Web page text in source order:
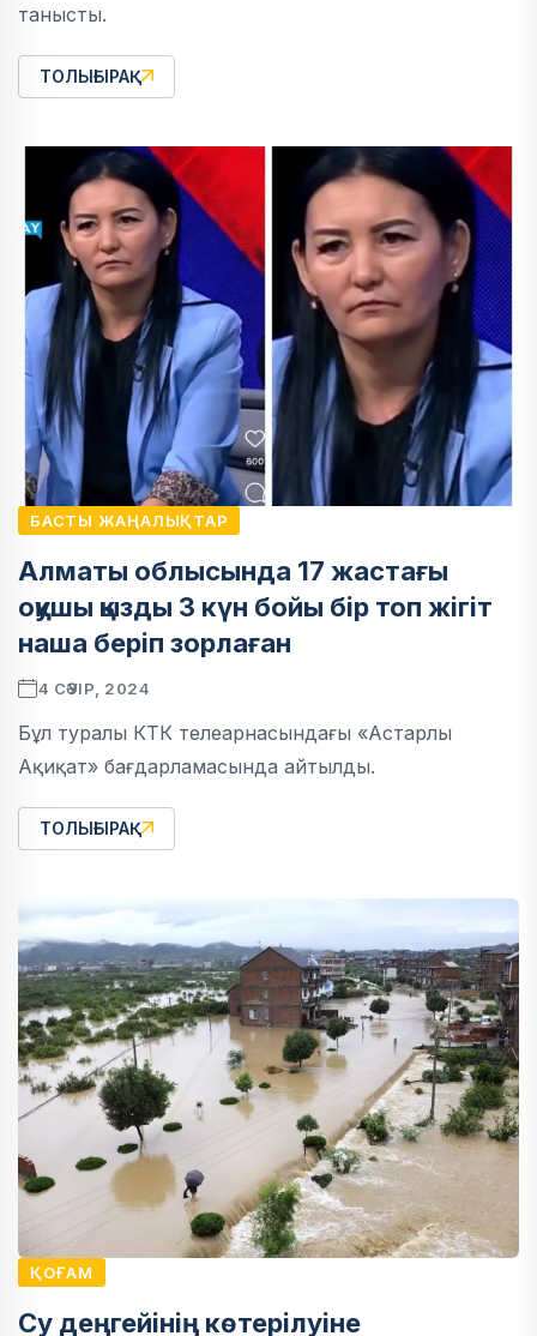
танысты.
ТОЛЫҒЫРАҚ
БАСТЫ ЖАҢАЛЫҚТАР
Алматы облысында 17 жастағы
оқушы қызды 3 күн бойы бір топ жігіт
наша беріп зорлаған
4 СӘУІР, 2024
Бұл туралы КТК телеарнасындағы «Астарлы
Ақиқат» бағдарламасында айтылды.
ТОЛЫҒЫРАҚ
ҚОҒАМ
Су деңгейінің көтерілуіне